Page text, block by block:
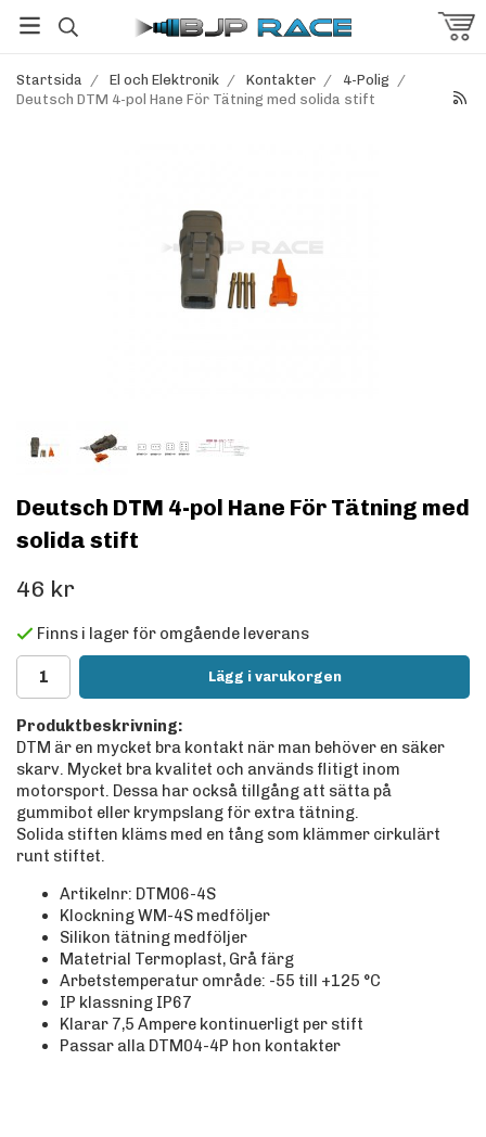
Startsida / El och Elektronik / Kontakter / 4-Polig /
Deutsch DTM 4-pol Hane För Tätning med solida stift
Deutsch DTM 4-pol Hane För Tätning med
solida stift
46 kr
Finns i lager för omgående leverans
Lägg i varukorgen
Produktbeskrivning:
DTM är en mycket bra kontakt när man behöver en säker
skarv. Mycket bra kvalitet och används flitigt inom
motorsport. Dessa har också tillgång att sätta på
gummibot eller krympslang för extra tätning.
Solida stiften kläms med en tång som klämmer cirkulärt
runt stiftet.
Artikelnr: DTM06-4S
Klockning WM-4S medföljer
Silikon tätning medföljer
Matetrial Termoplast, Grå färg
Arbetstemperatur område: -55 till +125 °C
IP klassning IP67
Klarar 7,5 Ampere kontinuerligt per stift
Passar alla DTM04-4P hon kontakter